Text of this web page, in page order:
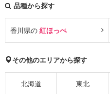
品種から探す
香川県の 紅ほっぺ
その他のエリアから探す
北海道 東北